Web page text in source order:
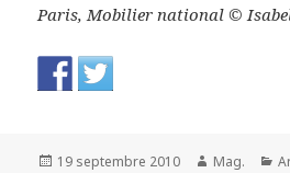
Paris, Mobilier national ©
Publié
19 septembre 2010 Auteur
Mag.